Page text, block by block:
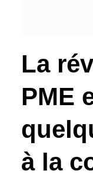
La
PME
à la